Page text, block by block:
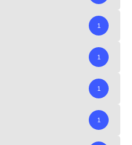
1
1
1
1